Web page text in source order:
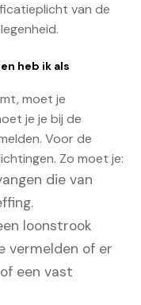
van de
heb ik als
moet je
je je bij de
. Voor de
Zo moet je:
die van
loonstrook
vermelden of er
een vast